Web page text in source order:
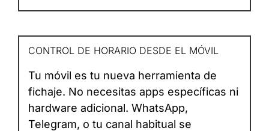
CONTROL DE HORARIO DESDE EL MÓVIL
Tu móvil es tu nueva herramienta de
fichaje. No necesitas apps específicas ni
hardware adicional. WhatsApp,
Telegram, o tu canal habitual se